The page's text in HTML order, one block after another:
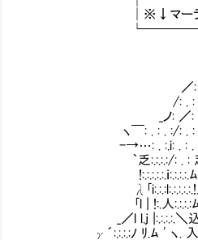
│※↓マーラとやる夫
-
／: . : . : . : . : .
/: . : . -‐: . : . : . :
_ノ: ／: . : . : . : . : .
ヽ￣: . : . :/: . : . : . :／. :
-→…: . :.i: . : . : .／: . :
｀乏:.:.:.:/: . : 乏￣フ´/
!:.:.:.:.:.ｉ:.:.:.:.ﾑz≦芯 ﾚ , ィ
λ｢i:.:.:l:.:.:.:.:.!._辷._リ
｢l | !:.人:.:.:.:ﾑ""
_／l l.j |:.:.:.:.＼込`
γ´:.:.:.:ﾉ ﾘ.ﾑ ' ヽ. 入 ｬ